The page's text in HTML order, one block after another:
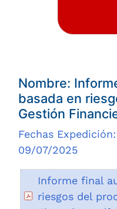
Nombre:
basada en
Gestión
Fechas
09/07/2025
Informe final
riesgos del